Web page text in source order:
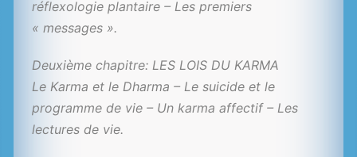
réflexologie plantaire – Les premiers
« messages ».
Deuxième chapitre: LES LOIS DU KARMA
Le Karma et le Dharma – Le suicide et le
programme de vie – Un karma affectif – Les
lectures de vie.